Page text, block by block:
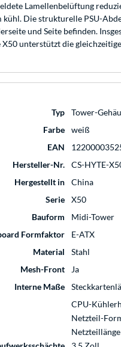
Lamellenbelüftung
kühl. Die strukturelle PSU-
und Seite befinden.
X50 unterstützt die
Typ
Tower-
Farbe
weiß
EAN
Hersteller-Nr.
CS-HYTE-
Hergestellt in
China
Serie
X50
Bauform
Midi-Tower
Formfaktor
E-ATX
Material
Stahl
Mesh-Front
Ja
Interne Maße
CPU-
Netzteil-
Netzteillänge